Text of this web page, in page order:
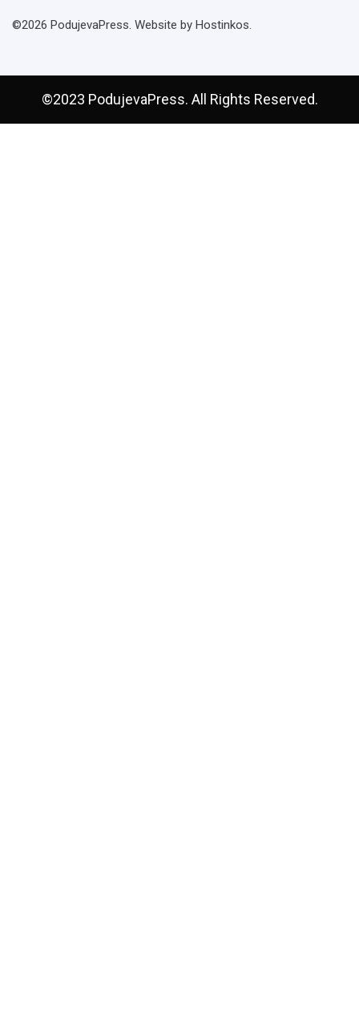
©2026 PodujevaPress. Website by Hostinkos.
©2023 PodujevaPress. All Rights Reserved.